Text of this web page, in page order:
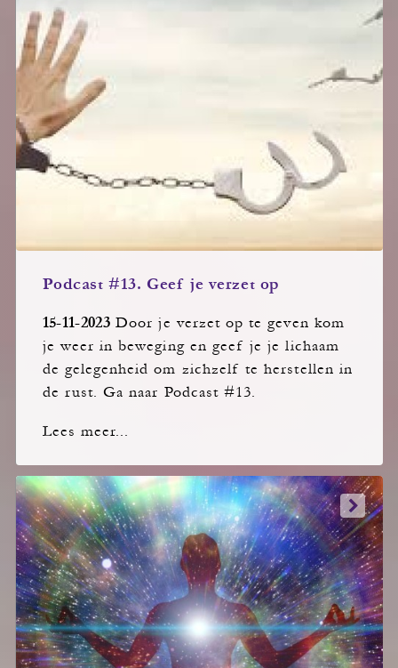
Podcast #13. Geef je verzet op
15-11-2023 Door je verzet op te geven kom
je weer in beweging en geef je je lichaam
de gelegenheid om zichzelf te herstellen in
de rust. Ga naar Podcast #13.
Lees meer...